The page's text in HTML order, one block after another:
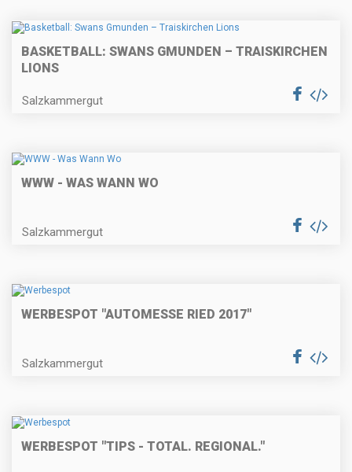
BASKETBALL: SWANS GMUNDEN – TRAISKIRCHEN
LIONS
Salzkammergut
WWW - WAS WANN WO
Salzkammergut
WERBESPOT "AUTOMESSE RIED 2017"
Salzkammergut
WERBESPOT "TIPS - TOTAL. REGIONAL."